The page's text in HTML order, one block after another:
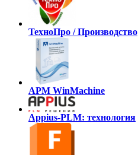
ТехноПро / Производство
APM WinMachine
Appius-PLM: технология